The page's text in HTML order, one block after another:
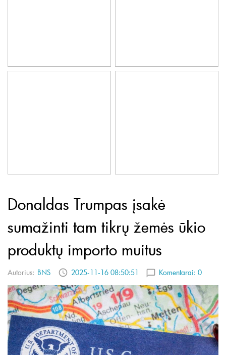
Donaldas Trumpas įsakė
sumažinti tam tikrų žemės ūkio
produktų importo muitus
Autorius: BNS 2025-11-16 08:50:51 Komentarai: 0